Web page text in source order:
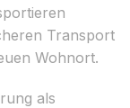
Transport
Wohnort.
als